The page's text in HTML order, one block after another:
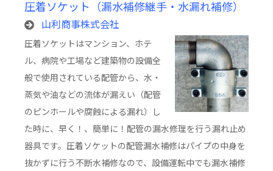
圧着ソケット（漏水補修継手・水漏れ補修）
山利商事株式会社
圧着ソケットはマンション、ホテ
ル、病院や工場など建築物の設備全
般で使用されている配管から、水・
蒸気や油などの流体が漏えい（配管
のピンホールや腐蝕による漏れ）し
た時に、早く！、簡単に！配管の漏水修理を行う漏れ止め
器具です。圧着ソケットの配管漏水補修はパイプの中身を
抜かずに行う不断水補修なので、設備運転中でも漏水補修